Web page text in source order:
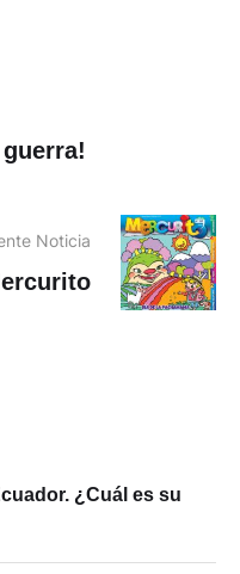
guerra!
Noticia
¿Cuál es su